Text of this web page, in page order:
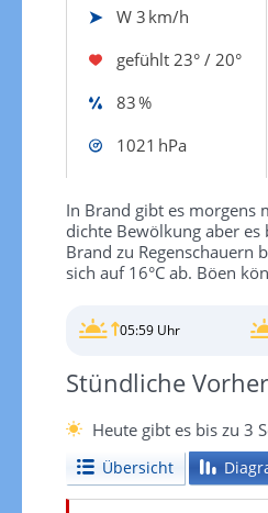
W 3 km/h
gefühlt 23° / 20°
83 %
1021 hPa
In Brand gibt es morgens
dichte Bewölkung aber
Brand zu Regenschauern
sich auf 16°C ab. Böen
05:59 Uhr
Stündliche
Heute gibt es bis zu 3
Übersicht